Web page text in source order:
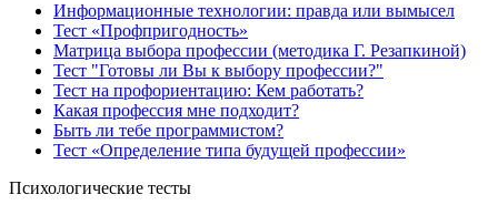
Информационные технологии: правда или вымысел
Тест «Профпригодность»
Матрица выбора профессии (методика Г. Резапкиной)
Тест "Готовы ли Вы к выбору профессии?"
Тест на профориентацию: Кем работать?
Какая профессия мне подходит?
Быть ли тебе программистом?
Тест «Определение типа будущей профессии»
Психологические тесты